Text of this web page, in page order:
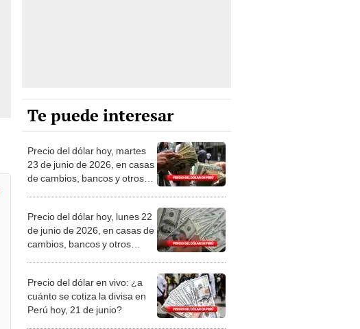
Te puede interesar
Precio del dólar hoy, martes
23 de junio de 2026, en casas
de cambios, bancos y otros
Precio del dólar hoy, lunes 22
de junio de 2026, en casas de
cambios, bancos y otros
Precio del dólar en vivo: ¿a
cuánto se cotiza la divisa en
Perú hoy, 21 de junio?